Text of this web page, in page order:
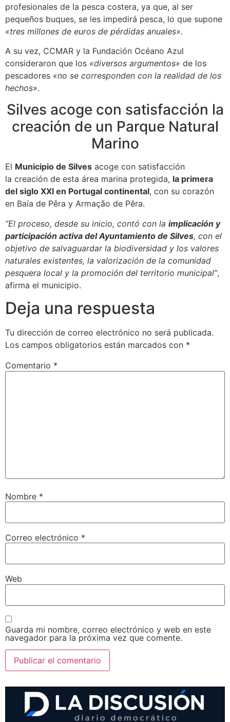
profesionales de la pesca costera, ya que, al ser
pequeños buques, se les impedirá pesca, lo que supone
«tres millones de euros de pérdidas anuales».
A su vez, CCMAR y la Fundación Océano Azul
consideraron que los «diversos argumentos» de los
pescadores «no se corresponden con la realidad de los
hechos».
Silves acoge con satisfacción la
creación de un Parque Natural
Marino
El Municipio de Silves acoge con satisfacción
la creación de esta área marina protegida, la primera
del siglo XXI en Portugal continental, con su corazón
en Baía de Pêra y Armação de Pêra.
“El proceso, desde su inicio, contó con la implicación y
participación activa del Ayuntamiento de Silves, con el
objetivo de salvaguardar la biodiversidad y los valores
naturales existentes, la valorización de la comunidad
pesquera local y la promoción del territorio municipal”,
afirma el municipio.
Deja una respuesta
Tu dirección de correo electrónico no será publicada.
Los campos obligatorios están marcados con *
Comentario *
Nombre *
Correo electrónico *
Web
Guarda mi nombre, correo electrónico y web en este
navegador para la próxima vez que comente.